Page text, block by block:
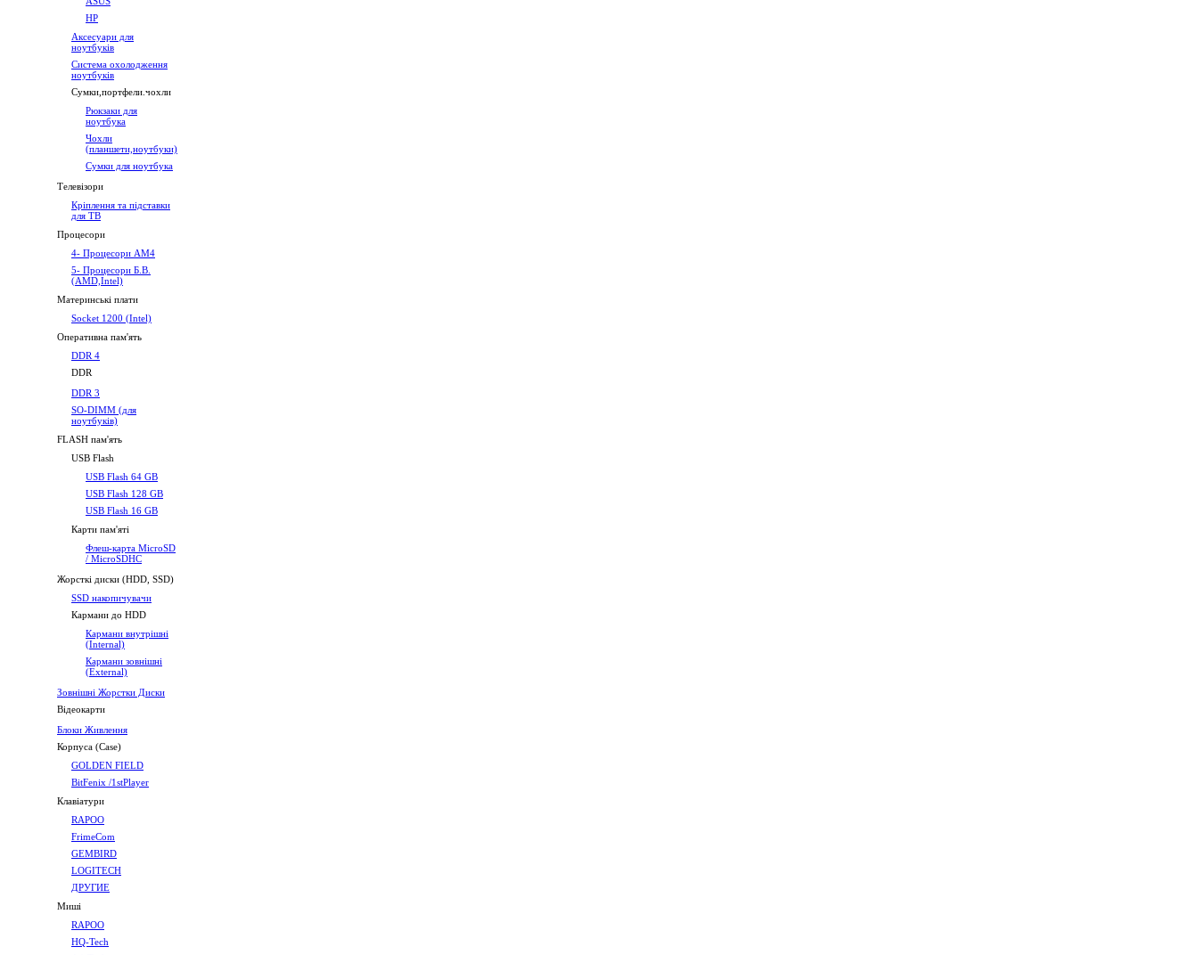
HP
Аксесуари для
ноутбуків
Система охолодження
ноутбуків
Сумки,портфели.чохли
Рюкзаки для
ноутбука
Чохли
(планшети,ноутбуки)
Сумки для ноутбука
Телевізори
Кріплення та підставки
для ТВ
Процесори
4- Процесори AM4
5- Процесори Б.В.
(AMD,Intel)
Материнські плати
Socket 1200 (Intel)
Оперативна пам'ять
DDR 4
DDR
DDR 3
SO-DIMM (для
ноутбуків)
FLASH пам'ять
USB Flash
USB Flash 64 GB
USB Flash 128 GB
USB Flash 16 GB
Карти пам'яті
Флеш-карта MicroSD
/ MicroSDHC
Жорсткі диски (HDD, SSD)
SSD накопичувачи
Кармани до HDD
Кармани внутрішні
(Internal)
Кармани зовнішні
(External)
Зовнішні Жорстки Диски
Відеокарти
Блоки Живлення
Корпуса (Case)
GOLDEN FIELD
BitFenix /1stPlayer
Клавіатури
RAPOO
FrimeCom
GEMBIRD
LOGITECH
ДРУГИЕ
Миші
RAPOO
HQ-Tech